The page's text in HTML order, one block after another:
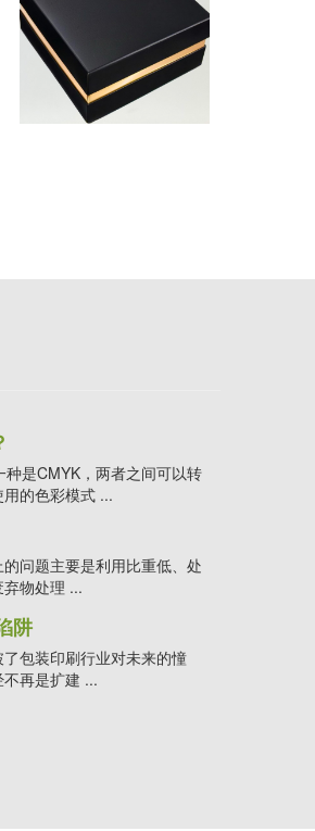
是CMYK，两者之间可以转
的色彩模式 ...
问题主要是利用比重低、处
物处理 ...
阱
包装印刷行业对未来的憧
再是扩建 ...